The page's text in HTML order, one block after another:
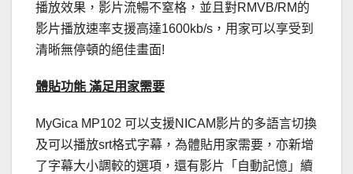
播放效果，影片流暢不窒格，並且對RMVB/RM的
影片播放速率支援高達1600kb/s，用家可以享受到
清晰無停頓的絕佳畫面!
體貼功能 滿足用家需要
MyGica MP102 可以支援NICAM影片的多語言切換
及可以播放srt格式字幕，為體貼用家需要，亦新增
了字幕大小調較的選項，還有影片「自動記憶」續